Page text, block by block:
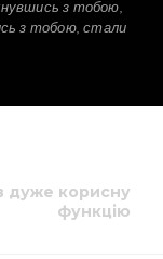
з тобою,
з тобою, стали
дуже корисну
функцію